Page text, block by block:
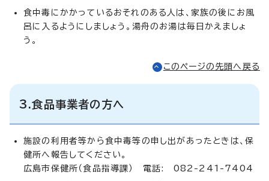
食中毒にかかっているおそれのある人は、家族の後にお風
呂に入るようにしましょう。湯舟のお湯は毎日かえましょ
う。
このページの先頭へ戻る
3.食品事業者の方へ
施設の利用者等から食中毒等の申し出があったときは、保
健所へ報告してください。
広島市保健所（食品指導課） 電話: 082-241-7404